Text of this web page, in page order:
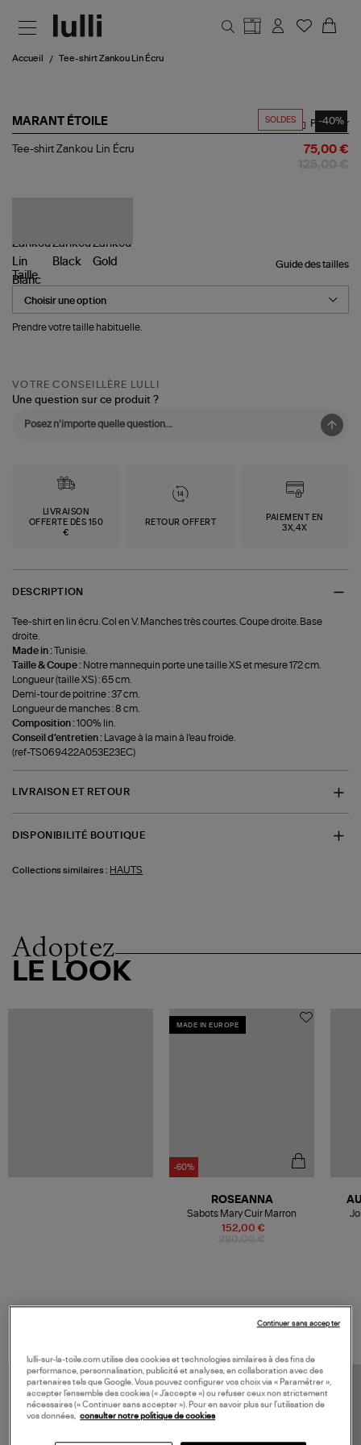
Accueil Tee-shirt Zankou Lin Écru
SOLDES -40%
MARANT ÉTOILE
Tee-
Partager
Tee-shirt Zankou Lin Écru 75,00 €
Guide des tailles
Taille
Prendre votre taille habituelle.
VOTRE CONSEILLÈRE LULLI
Une question sur ce produit ?
LIVRAISON
OFFERTE DÈS 150
€
RETOUR OFFERT
PAIEMENT EN
3X,4X
DESCRIPTION
Tee-shirt en lin écru. Col en V. Manches très courtes. Coupe droite. Base
droite.
Made in :Tunisie.
Taille & Coupe : Notre mannequin porte une taille XS et mesure 172 cm.
Longueur (taille XS) : 65 cm.
Demi-tour de poitrine : 37 cm.
Longueur de manches : 8 cm.
Composition :100% lin.
Conseil d'entretien :
Lavage à la main à l'eau froide.
(ref-TS069422A053E23EC)
LIVRAISON ET RETOUR
DISPONIBILITÉ BOUTIQUE
Collections similaires : HAUTS
Adoptez
LE LOOK
MADE IN EUROPE
-60%
152,00 €
ROSEANNA
Sabots Mary Cuir Marron
lulli-sur-la-toile.com utilise des cookies et technologies similaires à des fins de
performance, personnalisation, publicité et analyses, en collaboration avec des
partenaires tels que Google. Vous pouvez configurer vos choix via « Paramétrer »,
accepter l’ensemble des cookies (« J’accepte ») ou refuser ceux non strictement
nécessaires (« Continuer sans accepter »). Pour en savoir plus sur l’utilisation de
vos données, consulter notre politique de cookies
Continuer sans accepter